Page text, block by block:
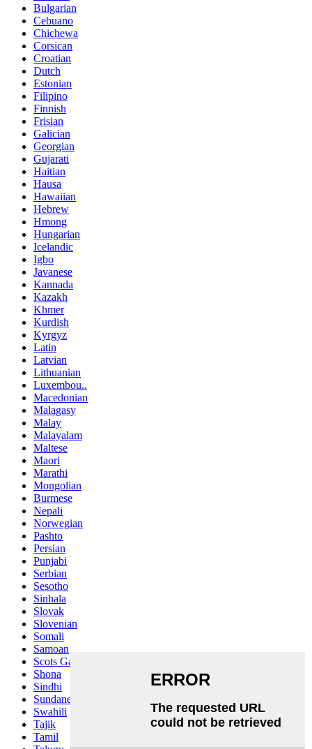
Bulgarian
Cebuano
Chichewa
Corsican
Croatian
Dutch
Estonian
Filipino
Finnish
Frisian
Galician
Georgian
Gujarati
Haitian
Hausa
Hawaiian
Hebrew
Hmong
Hungarian
Icelandic
Igbo
Javanese
Kannada
Kazakh
Khmer
Kurdish
Kyrgyz
Latin
Latvian
Lithuanian
Luxembou..
Macedonian
Malagasy
Malay
Malayalam
Maltese
Maori
Marathi
Mongolian
Burmese
Nepali
Norwegian
Pashto
Persian
Punjabi
Serbian
Sesotho
Sinhala
Slovak
Slovenian
Somali
Samoan
Scots Gaelic
Shona
Sindhi
Sundanese
Swahili
Tajik
Tamil